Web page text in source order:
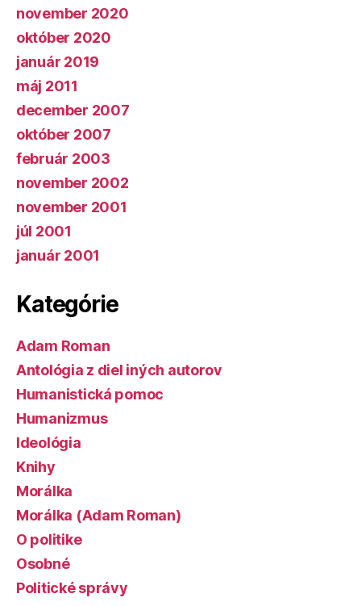
november 2020
október 2020
január 2019
máj 2011
december 2007
október 2007
február 2003
november 2002
november 2001
júl 2001
január 2001
Kategórie
Adam Roman
Antológia z diel iných autorov
Humanistická pomoc
Humanizmus
Ideológia
Knihy
Morálka
Morálka (Adam Roman)
O politike
Osobné
Politické správy